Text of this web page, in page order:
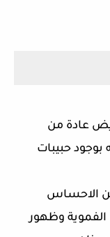
عادة من
بوجود حبيبات
الاحساس
وظهور